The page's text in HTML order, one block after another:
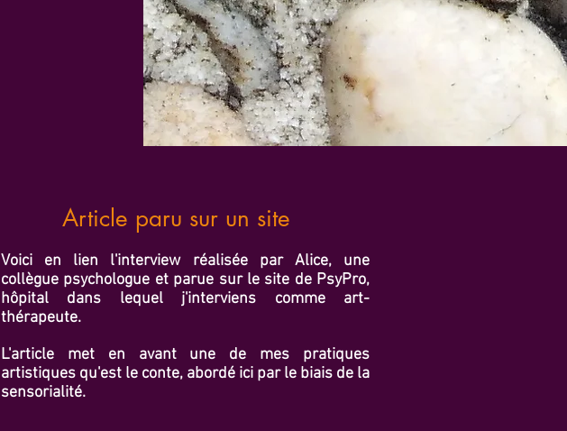
Article paru sur un site
Voici en lien l'interview réalisée par Alice, une
collègue psychologue et parue sur le site de PsyPro,
hôpital dans lequel j'interviens comme art-
thérapeute.
L'article met en avant une de mes pratiques
artistiques qu'est le conte, abordé ici par le biais de la
sensorialité.